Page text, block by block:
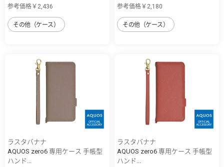
参考価格￥2,436
その他（ケース）
参考価格￥2,180
その他（ケース）
ラスタバナナ
AQUOS zero6 専用ケース 手帳型
ハンド...
ラスタバナナ
AQUOS zero6 専用ケース 手帳型
ハンド...